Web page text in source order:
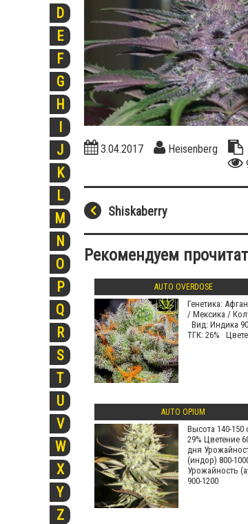
D
E
F
G
H
I
J
K
L
M
N
O
P
Q
R
S
T
U
V
W
X
Y
Z
3.04.2017
Heisenberg
Shiskaberry
Рекомендуем
AUTO OVERDOSE
Генетика:
/ Мексика /
Вид: Индика
ТГК: 26%
AUTO OPIUM
Высота 140-150
29% Цветение
дня
(индор) 800-
Урожайность
900-1200